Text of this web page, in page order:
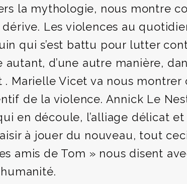
la mythologie, nous montre
Les violences au
qui s’est battu pour lutter
autant, d’une autre manière,
. Marielle Vicet va nous
de la violence. Annick Le
en découle, l’alliage délicat
à jouer du nouveau, tout
amis de Tom » nous disent